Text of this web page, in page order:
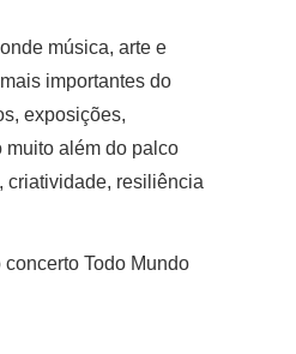
música, arte e
importantes do
exposições,
muito além do palco
criatividade, resiliência
Todo Mundo